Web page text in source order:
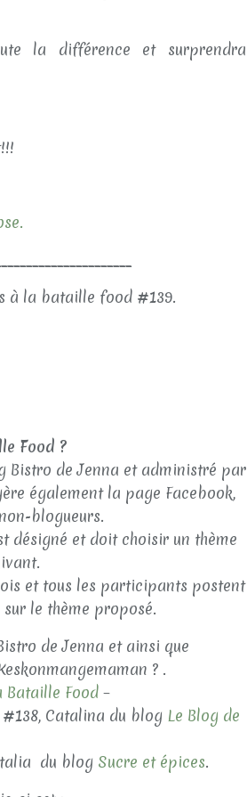
la différence et surprendra
à la bataille food #139.
Food ?
Bistro de Jenna et administré par
également la page Facebook,
blogueurs.
désigné et doit choisir un thème
et tous les participants postent
le thème proposé.
de Jenna et ainsi que
? .
Bataille Food–
Catalina du blog Le Blog de
du blog Sucre et épices.